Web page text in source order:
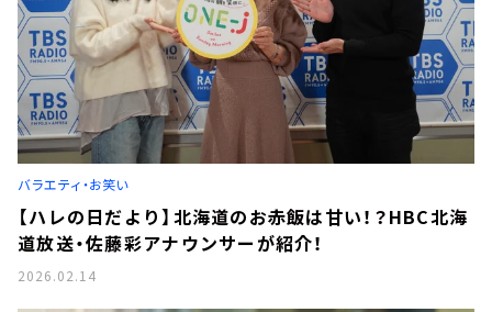
バラエティ・お笑い
【ハレの日だより】北海道のお赤飯は甘い！？HBC北海
道放送・佐藤彩アナウンサーが紹介！
2026.02.14